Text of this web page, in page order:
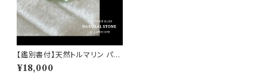
【鑑別書付】天然トルマリン パー
ティカラード 1.202ct UBG567
7 アフガニスタン 直輸入 高品質
¥18,000